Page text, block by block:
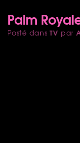
Palm
Posté dansTV par